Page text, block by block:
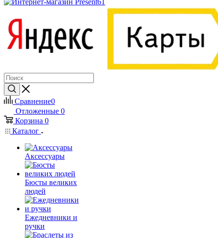
Сравнение0
Отложенные 0
Корзина 0
Каталог
Аксессуары
Бюсты великих
людей
Ежедневники и
ручки